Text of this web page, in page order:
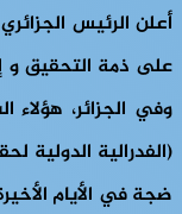
على ذمة التحقيق و
وفي الجزائر،
(الفدرالية الدولية
ضجة في الأيام